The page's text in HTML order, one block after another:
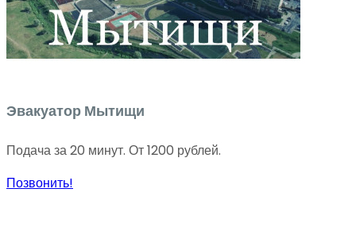
Эвакуатор Мытищи
Подача за 20 минут. От 1200 рублей.
Позвонить!